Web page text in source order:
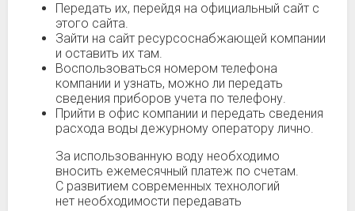
Передать их, перейдя на официальный сайт с
этого сайта.
Зайти на сайт ресурсоснабжающей компании
и оставить их там.
Воспользоваться номером телефона
компании и узнать, можно ли передать
сведения приборов учета по телефону.
Прийти в офис компании и передать сведения
расхода воды дежурному оператору лично.
За использованную воду необходимо
вносить ежемесячный платеж по счетам.
С развитием современных технологий
нет необходимости передавать